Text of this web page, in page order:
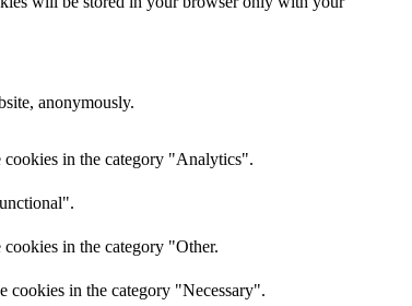
anonymously.
cookies in the category "Analytics".
in the category "Other.
cookies in the category "Necessary".